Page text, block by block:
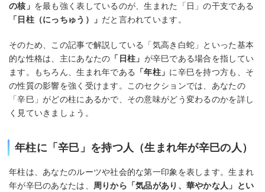
の核」 を最も強く表しているのが、生まれた「日」の干支である
「日柱（にっちゅう）」 だと言われています。
そのため、この記事で解説している「気高き白蛇」といった基本
的な性格は、主にあなたの 「日柱」 が辛巳である場合を指してい
ます。もちろん、生まれ年である
「年柱」 に辛巳を持つ方も、そ
の性質の影響を強く受けます。このセクションでは、あなたの
「辛巳」がどの柱にあるかで、その意味がどう変わるのかを詳し
く見ていきましょう。
年柱に「辛巳」を持つ人（生まれ年が辛巳の人）
年柱は、あなたのルーツや社会的な第一印象を表します。生まれ
年が辛巳のあなたは、 周りから「気品があり、華やかな人」とい